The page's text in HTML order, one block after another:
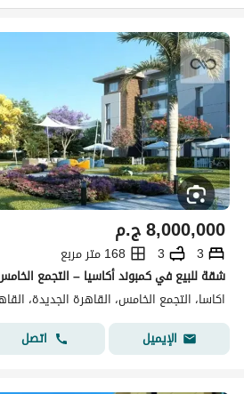
ج.م8,000,000
3
3
168 متر مربع
اكاسا، التجمع الخامس، القاهرة الجديدة،
الإيميل
اتصل